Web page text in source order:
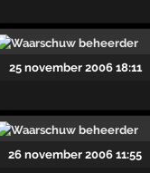
25 november 2006 18:11
26 november 2006 11:55